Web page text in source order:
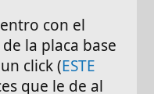
con el
la placa base
click (ESTE
que le de al